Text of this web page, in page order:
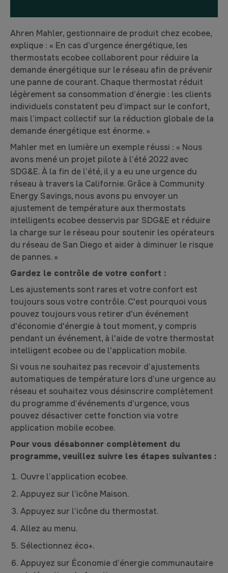
Ahren Mahler, gestionnaire de produit chez ecobee,
explique : « En cas d’urgence énergétique, les
thermostats ecobee collaborent pour réduire la
demande énergétique sur le réseau afin de prévenir
une panne de courant. Chaque thermostat réduit
légèrement sa consommation d’énergie : les clients
individuels constatent peu d’impact sur le confort,
mais l’impact collectif sur la réduction globale de la
demande énergétique est énorme. »
Mahler met en lumière un exemple réussi : « Nous
avons mené un projet pilote à l’été 2022 avec
SDG&E. À la fin de l’été, il y a eu une urgence du
réseau à travers la Californie. Grâce à Community
Energy Savings, nous avons pu envoyer un
ajustement de température aux thermostats
intelligents ecobee desservis par SDG&E et réduire
la charge sur le réseau pour soutenir les opérateurs
du réseau de San Diego et aider à diminuer le risque
de pannes. »
Gardez le contrôle de votre confort :
Les ajustements sont rares et votre confort est
toujours sous votre contrôle. C'est pourquoi vous
pouvez toujours vous retirer d'un événement
d'économie d'énergie à tout moment, y compris
pendant un événement, à l'aide de votre thermostat
intelligent ecobee ou de l'application mobile.
Si vous ne souhaitez pas recevoir d’ajustements
automatiques de température lors d’une urgence au
réseau et souhaitez vous désinscrire complètement
du programme d’événements d’urgence, vous
pouvez désactiver cette fonction via votre
application mobile ecobee.
Pour vous désabonner complètement du
programme, veuillez suivre les étapes suivantes :
Ouvre l’application ecobee.
Appuyez sur l’icône Maison.
Appuyez sur l’icône du thermostat.
Allez au menu.
Sélectionnez éco+.
Appuyez sur Économie d’énergie communautaire